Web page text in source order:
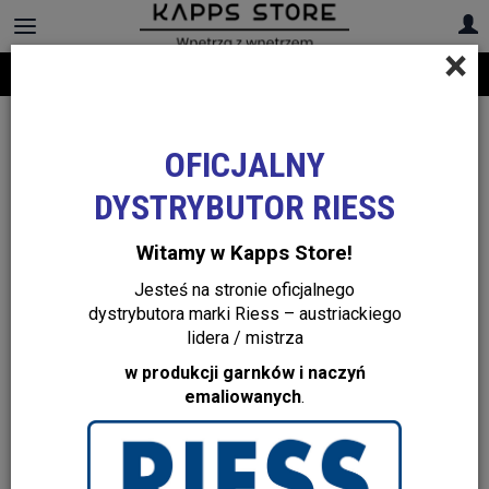
+48 22 299 19 84
×
OFICJALNY
DYSTRYBUTOR RIESS
Witamy w Kapps Store!
Jesteś na stronie oficjalnego
dystrybutora marki Riess – austriackiego
lidera / mistrza
w produkcji garnków i naczyń
emaliowanych.